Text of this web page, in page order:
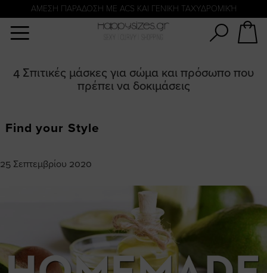
ΑΜΕΣΗ ΠΑΡΑΔΟΣΗ ΜΕ ACS ΚΑΙ ΓΕΝΙΚΗ ΤΑΧΥΔΡΟΜΙΚΉ
4 Σπιτικές μάσκες για σώμα και πρόσωπο που
πρέπει να δοκιμάσεις
Find your Style
25 Σεπτεμβρίου 2020
Αναζήτηση